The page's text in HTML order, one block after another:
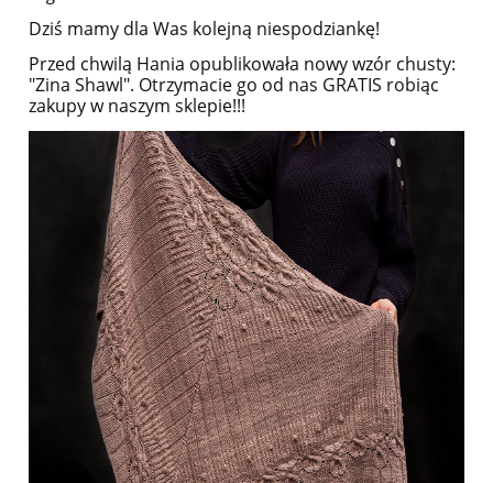
Dziś mamy dla Was kolejną niespodziankę!
Przed chwilą Hania opublikowała nowy wzór chusty:
"Zina Shawl". Otrzymacie go od nas GRATIS robiąc
zakupy w naszym sklepie!!!